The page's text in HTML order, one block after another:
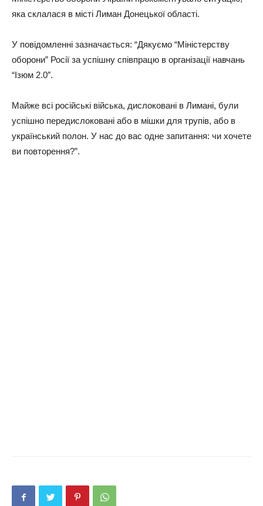
яка склалася в місті Лиман Донецької області.
У повідомленні зазначається: “Дякуємо “Міністерству
оборони” Росії за успішну співпрацю в організації навчань
“Ізюм 2.0″.
Майже всі російські війська, дислоковані в Лимані, були
успішно передислоковані або в мішки для трупів, або в
український полон. У нас до вас одне запитання: чи хочете
ви повторення?”.